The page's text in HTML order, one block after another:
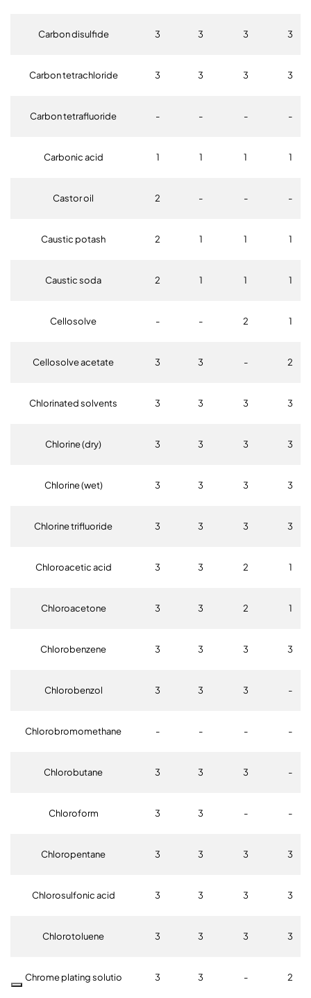
Carbon disulfide 3 3 3 3
Carbon tetrachloride 3 3 3 3
Carbon tetrafluoride - - - -
Carbonic acid 1 1 1 1
Castor oil 2 - - -
Caustic potash 2 1 1 1
Caustic soda 2 1 1 1
Cellosolve - - 2 1
Cellosolve acetate 3 3 - 2
Chlorinated solvents 3 3 3 3
Chlorine (dry) 3 3 3 3
Chlorine (wet) 3 3 3 3
Chlorine trifluoride 3 3 3 3
Chloroacetic acid 3 3 2 1
Chloroacetone 3 3 2 1
Chlorobenzene 3 3 3 3
Chlorobenzol 3 3 3 -
Chlorobromomethane - - - -
Chlorobutane 3 3 3 -
Chloroform 3 3 - -
Chloropentane 3 3 3 3
Chlorosulfonic acid 3 3 3 3
Chlorotoluene 3 3 3 3
Chrome plating solutio 3 3 - 2